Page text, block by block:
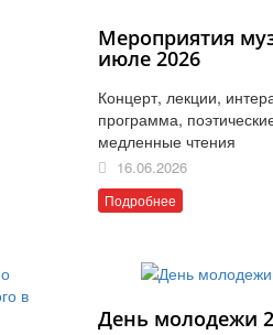
Мероприятия
июле 2026
Концерт, лекции,
программа,
медленные чтения
16.06.2026
Подробнее
День молодежи